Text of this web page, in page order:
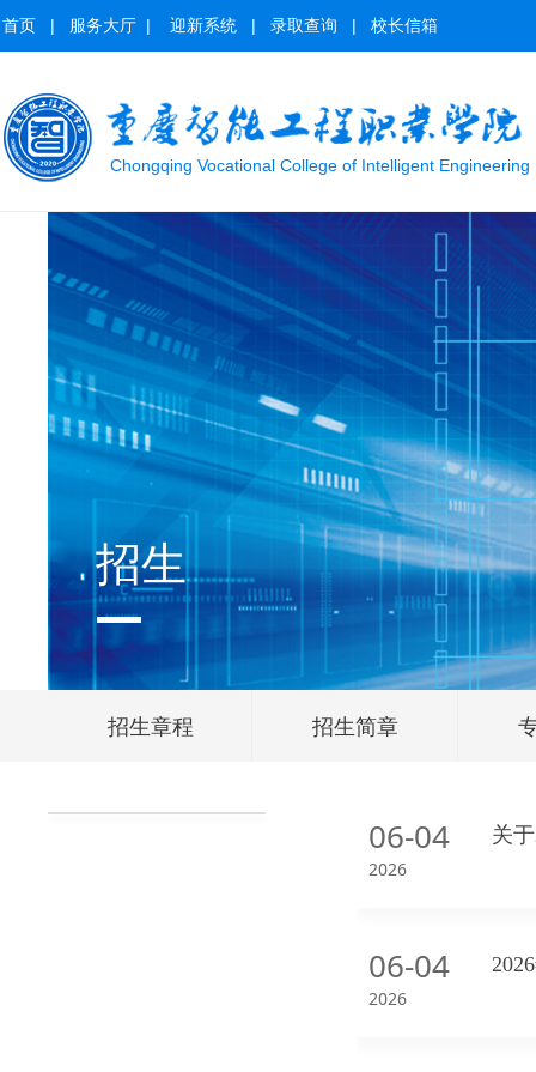
Chongqing Vocational College of Intelligent Engineering
首页 | 服务大厅 | 迎新系统 | 录取查询 | 校长信箱
招生
招生章程 招生简章
2026
06-04 关
2026
06-04